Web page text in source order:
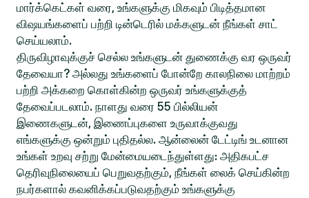
மார்க்கெட்கள் வரை, உங்களுக்கு மிகவும் பிடித்தமான
விஷயங்களைப் பற்றி டின்டெரில் மக்களுடன் நீங்கள் சாட்
செய்யலாம்.
திருவிழாவுக்குச் செல்ல உங்களுடன் துணைக்கு வர ஒருவர்
தேவையா? அல்லது உங்களைப் போன்றே காலநிலை மாற்றம்
பற்றி அக்கறை கொள்கின்ற ஒருவர் உங்களுக்குத்
தேவைப்படலாம். நாளது வரை 55 பில்லியன்
இணைகளுடன், இணைப்புகளை உருவாக்குவது
எங்களுக்கு ஒன்றும் புதிதல்ல. ஆன்லைன் டேட்டிங் உடனான
உங்கள் உறவு சற்று மேன்மையடைந்துள்ளது: அதிகபட்ச
தெரிவுநிலையைப் பெறுவதற்கும், நீங்கள் லைக் செய்கின்ற
நபர்களால் கவனிக்கப்படுவதற்கும் உங்களுக்கு